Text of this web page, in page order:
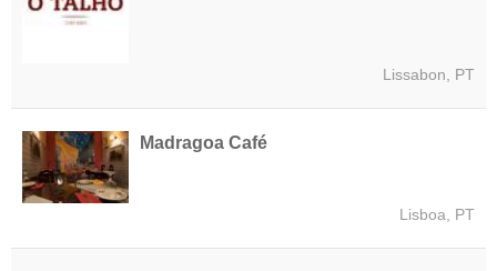
Lissabon, PT
Madragoa Café
Lisboa, PT